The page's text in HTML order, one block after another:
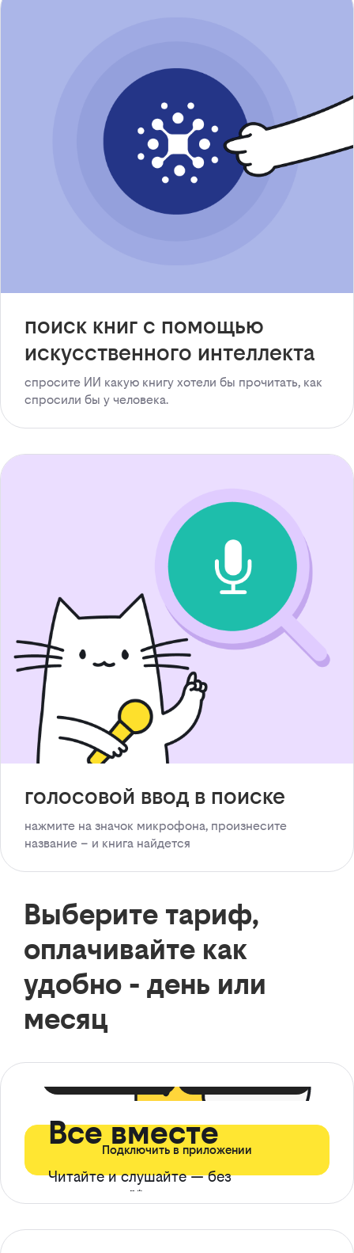
поиск книг с помощью
искусственного интеллекта
спросите ИИ какую книгу хотели бы прочитать, как
спросили бы у человека.
голосовой ввод в поиске
нажмите на значок микрофона, произнесите
название – и книга найдется
Выберите тариф,
оплачивайте как
удобно - день или
месяц
Все вместе
Читайте и слушайте — без
ограничений*
Подключить в приложении